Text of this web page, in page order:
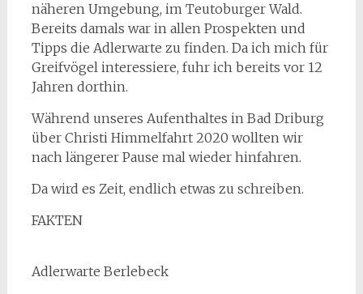
näheren Umgebung, im Teutoburger Wald.
Bereits damals war in allen Prospekten und
Tipps die Adlerwarte zu finden. Da ich mich für
Greifvögel interessiere, fuhr ich bereits vor 12
Jahren dorthin.
Während unseres Aufenthaltes in Bad Driburg
über Christi Himmelfahrt 2020 wollten wir
nach längerer Pause mal wieder hinfahren.
Da wird es Zeit, endlich etwas zu schreiben.
FAKTEN
Adlerwarte Berlebeck